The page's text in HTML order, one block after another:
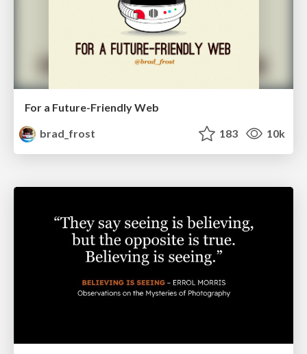
For a Future-Friendly Web
brad_frost
183 10k